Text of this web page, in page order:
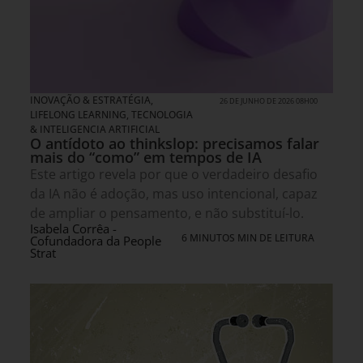
INOVAÇÃO & ESTRATÉGIA,
LIFELONG LEARNING, TECNOLOGIA
& INTELIGENCIA ARTIFICIAL
26 DE JUNHO DE 2026 08H00
O antídoto ao thinkslop: precisamos falar
mais do “como” em tempos de IA
Este artigo revela por que o verdadeiro desafio
da IA não é adoção, mas uso intencional, capaz
de ampliar o pensamento, e não substituí-lo.
Isabela Corrêa -
Cofundadora da People
Strat
6 MINUTOS MIN DE LEITURA